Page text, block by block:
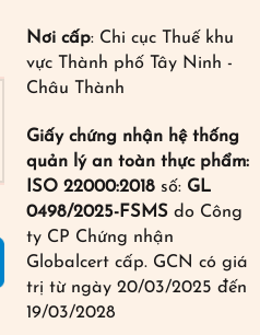
Nơi cấp: Chi cục Thuế khu
vực Thành phố Tây Ninh -
Châu Thành
Giấy chứng nhận hệ thống
quản lý an toàn thực phẩm:
ISO 22000:2018 số: GL
0498/2025-FSMS do Công
ty CP Chứng nhận
Globalcert cấp. GCN có giá
trị từ ngày 20/03/2025 đến
19/03/2028